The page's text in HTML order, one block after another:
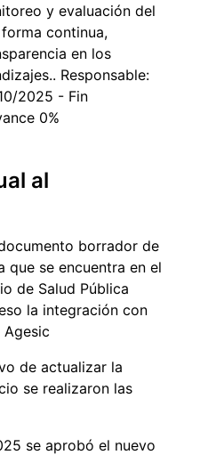
y evaluación del
continua,
en los
Responsable:
2025 - Fin
0%
al
borrador de
que se encuentra en el
de Salud Pública
la integración con
de actualizar la
se realizaron las
se aprobó el nuevo